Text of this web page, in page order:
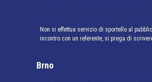
Non si effettua servizio di sportello al
incontro con un referente, si prega di
Brno